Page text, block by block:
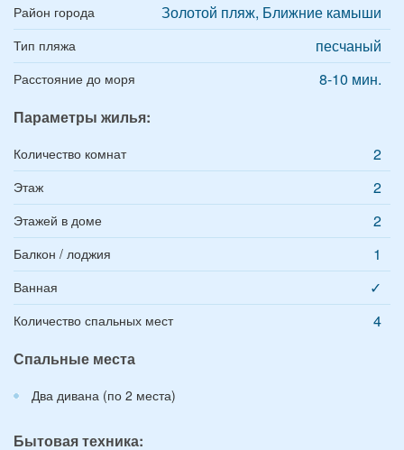
Район города Золотой пляж, Ближние камыши
Тип пляжа песчаный
Расстояние до моря
8-10 мин.
Параметры жилья:
Количество комнат 2
Этаж 2
Этажей в доме 2
Балкон / лоджия 1
Ванная ✓
Количество спальных мест
4
Спальные места
Два дивана (по 2 места)
Бытовая техника: